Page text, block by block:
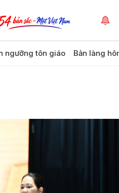
ngưỡng tôn giáo Bản làng